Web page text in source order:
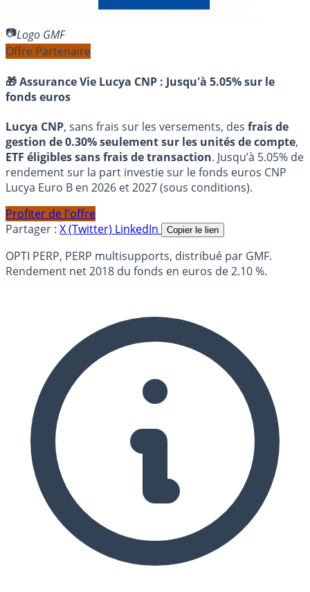
Logo GMF
Offre Partenaire
🎁 Assurance Vie Lucya CNP : Jusqu'à 5.05% sur le
fonds euros
Lucya CNP, sans frais sur les versements, des frais de
gestion de 0.30% seulement sur les unités de compte,
ETF éligibles sans frais de transaction. Jusqu’à 5.05% de
rendement sur la part investie sur le fonds euros CNP
Lucya Euro B en 2026 et 2027 (sous conditions).
Profiter de l'offre
Partager : X (Twitter) LinkedIn Copier le lien
OPTI PERP, PERP multisupports, distribué par GMF.
Rendement net 2018 du fonds en euros de 2.10 %.